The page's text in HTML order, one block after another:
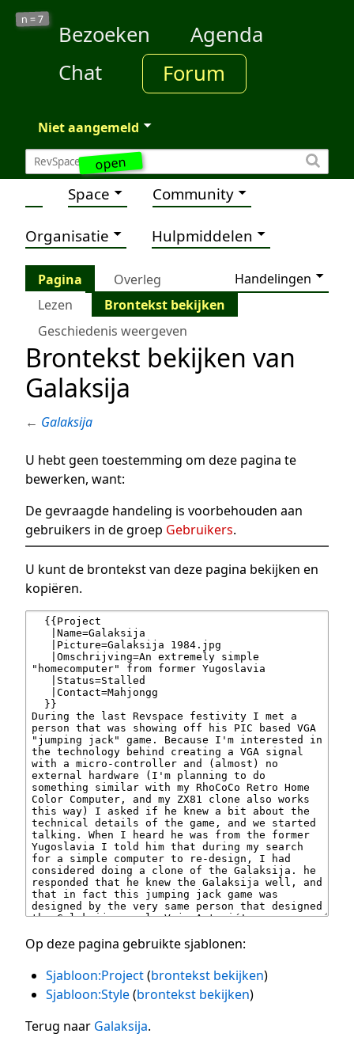
open
n =7
Bezoeken
Agenda
Chat
Forum
Niet aangemeld
Space Community
Organisatie Hulpmiddelen
Pagina Overleg
Handelingen
Lezen
Brontekst bekijken
Geschiedenis weergeven
Brontekst bekijken van
Galaksija
← Galaksija
U hebt geen toestemming om deze pagina te
bewerken, want:
De gevraagde handeling is voorbehouden aan
gebruikers in de groep Gebruikers.
U kunt de brontekst van deze pagina bekijken en
kopiëren.
Op deze pagina gebruikte sjablonen:
Sjabloon:Project(brontekst bekijken)
Sjabloon:Style(brontekst bekijken)
Terug naar Galaksija.